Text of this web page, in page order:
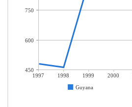
1997 1998 1999 2000
Guyana
750
600
450